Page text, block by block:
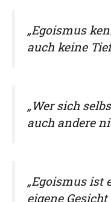
„Egoismus
auch keine
„Wer sich
auch andere
„Egoismus ist
eigene Gesicht